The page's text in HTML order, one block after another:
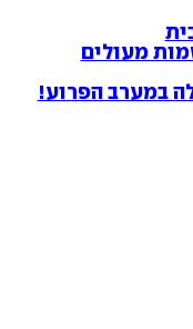
מעולים
במערב הפרוע!